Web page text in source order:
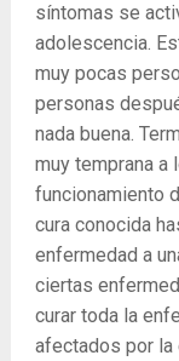
síntomas se
adolescencia.
muy pocas
personas
nada buena.
muy temprana a
funcionamiento
cura conocida
enfermedad a
ciertas
curar toda la
afectados por la